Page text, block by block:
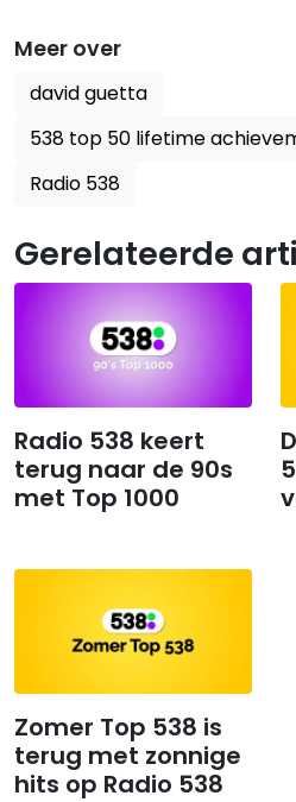
Meer over
david guetta
538 top 50 lifetime
Radio 538
Gerelateerde
Radio 538 keert
terug naar de 90s
met Top 1000
Zomer Top 538 is
terug met zonnige
hits op Radio 538